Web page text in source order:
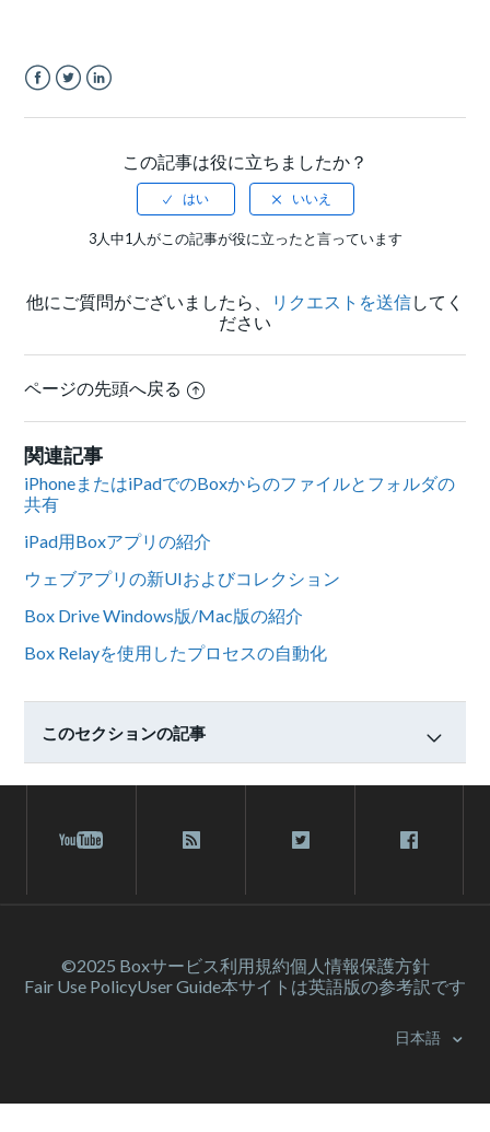
この記事は役に立ちましたか？
3人中1人がこの記事が役に立ったと言っています
他にご質問がございましたら、 リクエストを送信してく
ださい
ページの先頭へ戻る
関連記事
iPhoneまたはiPadでのBoxからのファイルとフォルダの
共有
iPad用Boxアプリの紹介
ウェブアプリの新UIおよびコレクション
Box Drive Windows版/Mac版の紹介
Box Relayを使用したプロセスの自動化
このセクションの記事
©2025 Boxサービス利⽤規約個人情報保護方針
Fair Use PolicyUser Guide本サイトは英語版の参考訳です
日本語